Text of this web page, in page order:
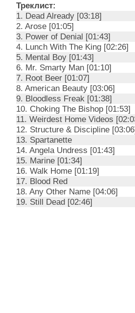
Треклист:
1. Dead Already [03:18]
2. Arose [01:05]
3. Power of Denial [01:43]
4. Lunch With The King [02:26]
5. Mental Boy [01:43]
6. Mr. Smarty Man [01:10]
7. Root Beer [01:07]
8. American Beauty [03:06]
9. Bloodless Freak [01:38]
10. Choking The Bishop [01:53]
11. Weirdest Home Videos
12. Structure & Discipline
13. Spartanette
14. Angela Undress [01:43]
15. Marine [01:34]
16. Walk Home [01:19]
17. Blood Red
18. Any Other Name [04:06]
19. Still Dead [02:46]